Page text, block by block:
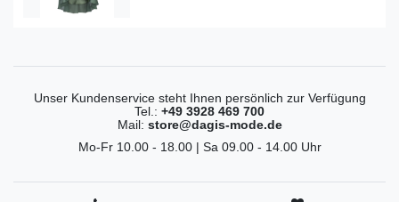
Unser Kundenservice steht Ihnen persönlich zur Verfügung
Tel.: +49 3928 469 700
Mail: store@dagis-mode.de
Mo-Fr 10.00 - 18.00 | Sa 09.00 - 14.00 Uhr